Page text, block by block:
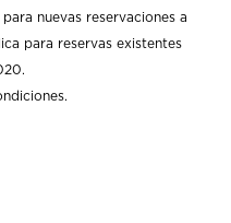
nuevas reservaciones a
para reservas existentes